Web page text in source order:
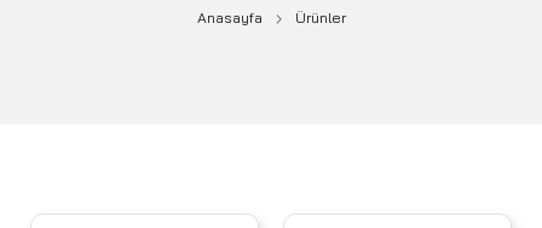
Anasayfa Ürünler